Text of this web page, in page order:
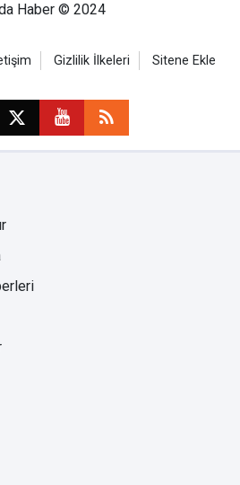
Haber © 2024
Gizlilik İlkeleri Sitene Ekle